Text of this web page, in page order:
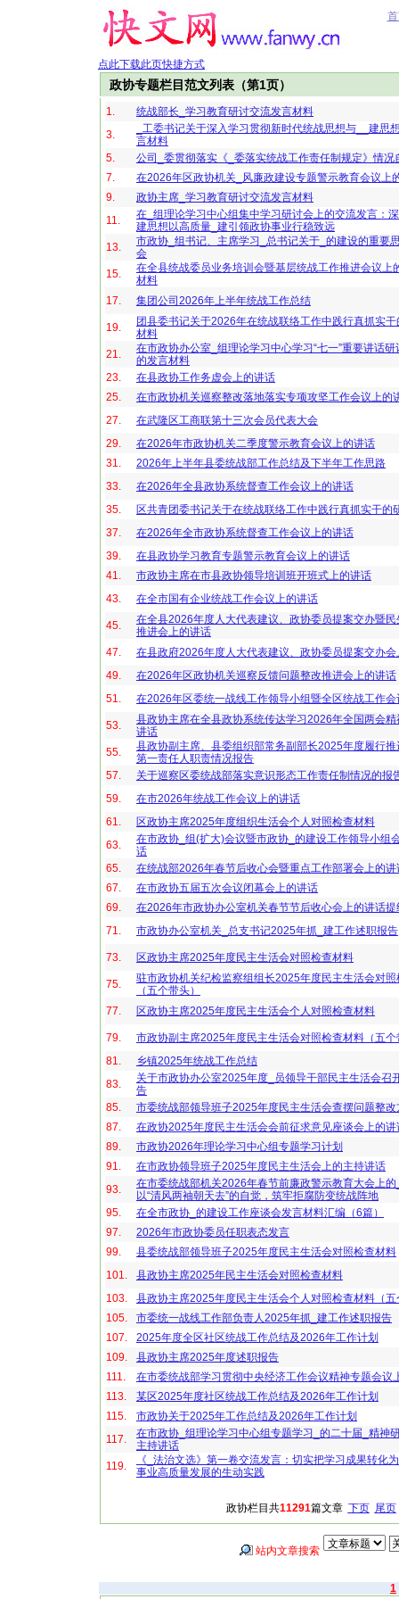
点此下载此页快捷方式
政协专题栏目范文列表（第1页）
1.
统战部长_学习教育研讨交流发言材料
3.
_工委书记关于深入学习贯彻新时代统战思想与__建思
言材料
5.
公司_委贯彻落实《_委落实统战工作责任制规定》情况
7.
在2026年区政协机关_风廉政建设专题警示教育会议上
9.
政协主席_学习教育研讨交流发言材料
11.
在_组理论学习中心组集中学习研讨会上的交流发言：
建思想以高质量_建引领政协事业行稳致远
13.
市政协_组书记、主席学习_总书记关于_的建设的重要
会
15.
在全县统战委员业务培训会暨基层统战工作推进会议上
材料
17.
集团公司2026年上半年统战工作总结
19.
团县委书记关于2026年在统战联络工作中践行真抓实
材料
21.
在市政协办公室_组理论学习中心学习“七一”重要讲话
的发言材料
23.
在县政协工作务虚会上的讲话
25.
在市政协机关巡察整改落地落实专项攻坚工作会议上的
27.
在武隆区工商联第十三次会员代表大会
29.
在2026年市政协机关二季度警示教育会议上的讲话
31.
2026年上半年县委统战部工作总结及下半年工作思路
33.
在2026年全县政协系统督查工作会议上的讲话
35.
区共青团委书记关于在统战联络工作中践行真抓实干的
37.
在2026年全市政协系统督查工作会议上的讲话
39.
在县政协学习教育专题警示教育会议上的讲话
41.
市政协主席在市县政协领导培训班开班式上的讲话
43.
在全市国有企业统战工作会议上的讲话
45.
在全县2026年度人大代表建议、政协委员提案交办暨
推进会上的讲话
47.
在县政府2026年度人大代表建议、政协委员提案交办会
49.
在2026年区政协机关巡察反馈问题整改推进会上的讲话
51.
在2026年区委统一战线工作领导小组暨全区统战工作
53.
县政协主席在全县政协系统传达学习2026年全国两会
讲话
55.
县政协副主席、县委组织部常务副部长2025年度履行
第一责任人职责情况报告
57.
关于巡察区委统战部落实意识形态工作责任制情况的报
59.
在市2026年统战工作会议上的讲话
61.
区政协主席2025年度组织生活会个人对照检查材料
63.
在市政协_组(扩大)会议暨市政协_的建设工作领导小组
话
65.
在统战部2026年春节后收心会暨重点工作部署会上的讲
67.
在市政协五届五次会议闭幕会上的讲话
69.
在2026年市政协办公室机关春节节后收心会上的讲话提
71.
市政协办公室机关_总支书记2025年抓_建工作述职报告
73. 区政协主席2025年度民主生活会对照检查材料
75.
驻市政协机关纪检监察组组长2025年度民主生活会对照
（五个带头）
77.
区政协主席2025年度民主生活会个人对照检查材料
79.
市政协副主席2025年度民主生活会对照检查材料（五个
81.
乡镇2025年统战工作总结
83.
关于市政协办公室2025年度_员领导干部民主生活会召
告
85.
市委统战部领导班子2025年度民主生活会查摆问题整改
87.
在政协2025年度民主生活会会前征求意见座谈会上的讲
89.
市政协2026年理论学习中心组专题学习计划
91.
在市政协领导班子2025年度民主生活会上的主持讲话
93.
在市委统战部机关2026年春节前廉政警示教育大会上
以“清风两袖朝天去”的自觉，筑牢拒腐防变统战阵地
95.
在全市政协_的建设工作座谈会发言材料汇编（6篇）
97.
2026年市政协委员任职表态发言
99.
县委统战部领导班子2025年度民主生活会对照检查材料
101.
县政协主席2025年民主生活会对照检查材料
103.
县政协主席2025年度民主生活会个人对照检查材料（五
105.
市委统一战线工作部负责人2025年抓_建工作述职报告
107.
2025年度全区社区统战工作总结及2026年工作计划
109.
县政协主席2025年度述职报告
111.
在市委统战部学习贯彻中央经济工作会议精神专题会议
113.
某区2025年度社区统战工作总结及2026年工作计划
115.
市政协关于2025年工作总结及2026年工作计划
117.
在市政协_组理论学习中心组专题学习_的二十届_精神
主持讲话
119.
《_法治文选》第一卷交流发言：切实把学习成果转化
事业高质量发展的生动实践
政协栏目共11291篇文章 下页 尾页
站内文章搜索
1